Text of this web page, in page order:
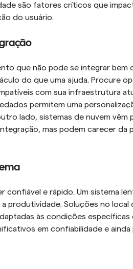
são fatores críticos que
do usuário.
que não pode se integrar
do que uma ajuda. Procure
com sua infraestrutura
permitem uma
lado, sistemas de nuvem vêm
mas podem carecer da
confiável e rápido. Um sistema
produtividade. Soluções no
às condições
em confiabilidade e